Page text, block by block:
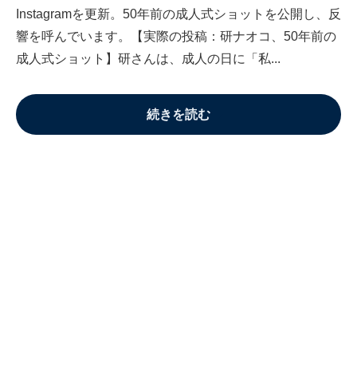
Instagramを更新。50年前の成人式ショットを公開し、反
響を呼んでいます。【実際の投稿：研ナオコ、50年前の
成人式ショット】研さんは、成人の日に「私...
続きを読む